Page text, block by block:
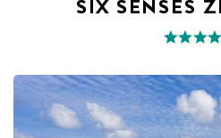
SIX SENSES